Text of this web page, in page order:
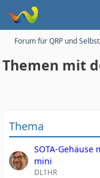
Forum für QRP und
Themen mit
Thema
SOTA-
mini
DL1HR